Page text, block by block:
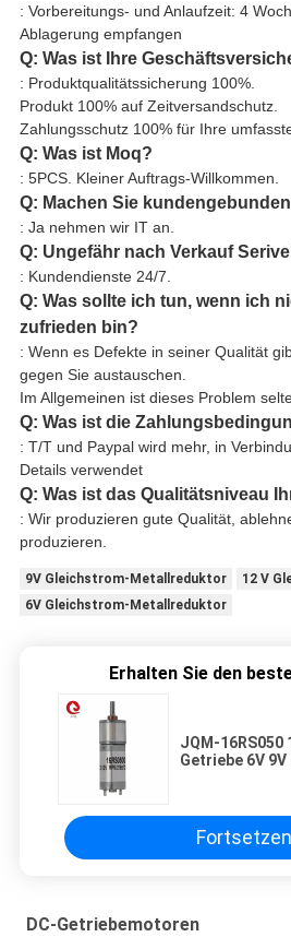
: Vorbereitungs- und Anlaufzeit: 4
Ablagerung empfangen
Q: Was ist Ihre
: Produktqualitätssicherung 100%.
Produkt 100% auf Zeitversandschutz.
Zahlungsschutz 100% für Ihre
Q: Was ist Moq?
: 5PCS. Kleiner Auftrags-Willkommen.
Q: Machen Sie
: Ja nehmen wir IT an.
Q: Ungefähr nach Verkauf
: Kundendienste 24/7.
Q: Was sollte ich tun, wenn ich
zufrieden bin?
: Wenn es Defekte in seiner Qualität
gegen Sie austauschen.
Im Allgemeinen ist dieses Problem
Q: Was ist die
: T/T und Paypal wird mehr, in
Details verwendet
Q: Was ist das Qualitätsniveau
: Wir produzieren gute Qualität,
produzieren.
9V Gleichstrom-Metallreduktor
12 V
6V Gleichstrom-Metallreduktor
Erhalten Sie den
JQM-16RS050
Getriebe 6V 9V
Verschluss
Fortsetzen
DC-Getriebemotoren